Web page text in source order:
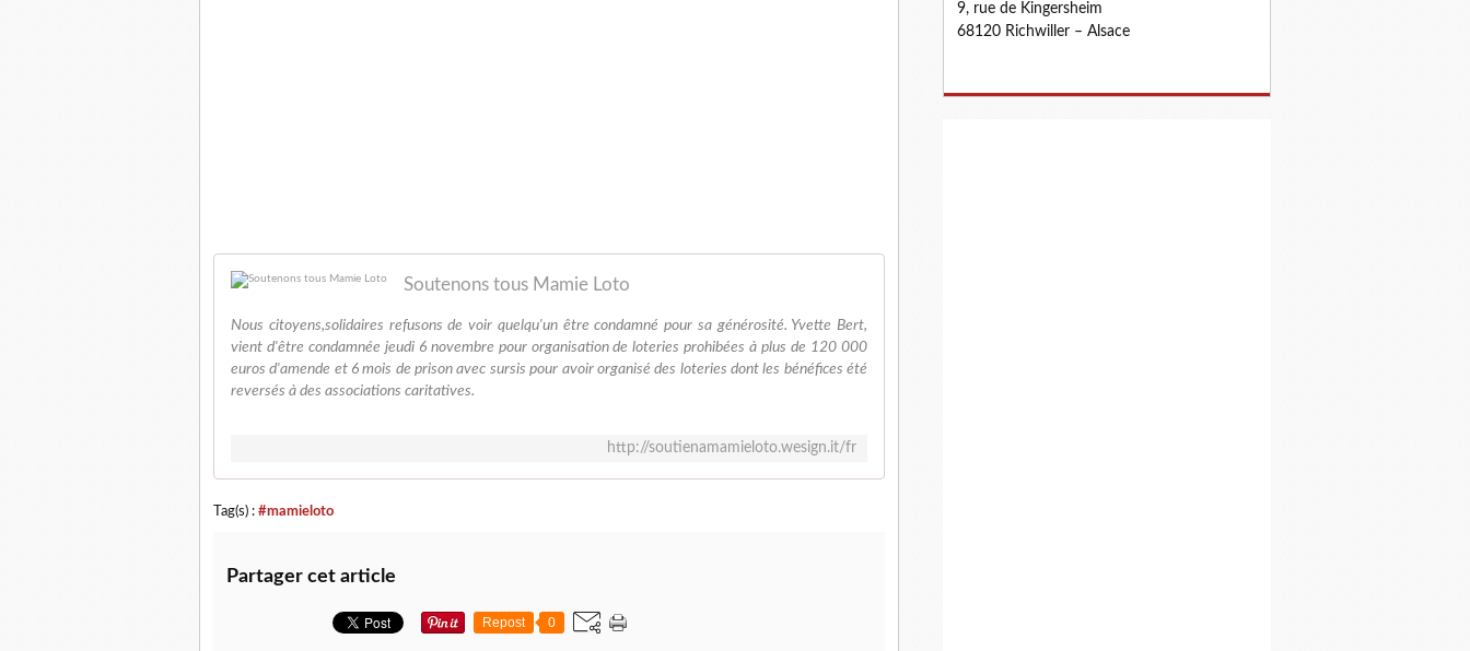
Soutenons tous Mamie Loto
Nous citoyens,solidaires refusons de voir quelqu'un être condamné pour sa générosité. Yvette Bert,
vient d'être condamnée jeudi 6 novembre pour organisation de loteries prohibées à plus de 120 000
euros d'amende et 6 mois de prison avec sursis pour avoir organisé des loteries dont les bénéfices été
reversés à des associations caritatives.
http://soutienamamieloto.wesign.it/fr
Tag(s) : #mamieloto
Partager cet article
Repost 0
9, rue de Kingersheim
68120 Richwiller – Alsace